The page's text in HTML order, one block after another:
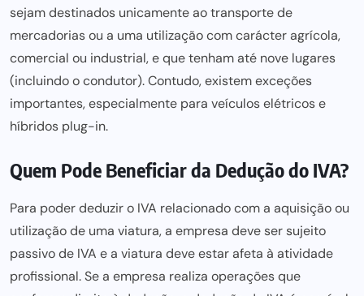
sejam destinados unicamente ao transporte de
mercadorias ou a uma utilização com carácter agrícola,
comercial ou industrial, e que tenham até nove lugares
(incluindo o condutor). Contudo, existem exceções
importantes, especialmente para veículos elétricos e
híbridos plug-in.
Quem Pode Beneficiar da Dedução do IVA?
Para poder deduzir o IVA relacionado com a aquisição ou
utilização de uma viatura, a empresa deve ser sujeito
passivo de IVA e a viatura deve estar afeta à atividade
profissional. Se a empresa realiza operações que